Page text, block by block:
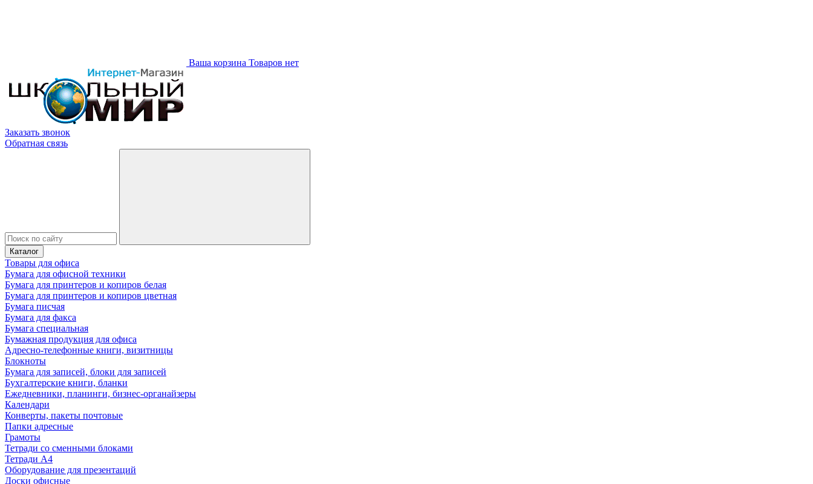
Ваша корзина Товаров нет
Заказать звонок
Обратная связь
Каталог
Товары для офиса
Бумага для офисной техники
Бумага для принтеров и копиров белая
Бумага для принтеров и копиров цветная
Бумага писчая
Бумага для факса
Бумага специальная
Бумажная продукция для офиса
Адресно-телефонные книги, визитницы
Блокноты
Бумага для записей, блоки для записей
Бухгалтерские книги, бланки
Ежедневники, планинги, бизнес-органайзеры
Календари
Конверты, пакеты почтовые
Папки адресные
Грамоты
Тетради со сменными блоками
Тетради А4
Оборудование для презентаций
Доски офисные